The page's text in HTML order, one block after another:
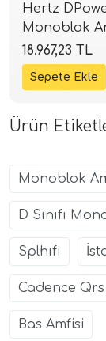
Hertz
Monoblok
300W RMS
| Kompakt
SPLHIFI
18.967,23 TL
Ürün
Monoblok
D Sınıfı
Splhıfı
Cadence
Bas Amfisi